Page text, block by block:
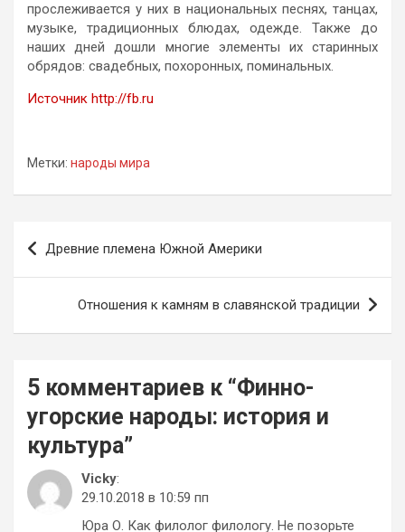
прослеживается у них в национальных песнях, танцах,
музыке, традиционных блюдах, одежде. Также до
наших дней дошли многие элементы их старинных
обрядов: свадебных, похоронных, поминальных.
Источник http://fb.ru
Метки: народы мира
Навигация
по
записям
Древние племена Южной Америки
Отношения к камням в славянской традиции
5 комментариев к “Финно-
угорские народы: история и
культура”
Vicky:
29.10.2018 в 10:59 пп
Юра О. Как филолог филологу. Не позорьте